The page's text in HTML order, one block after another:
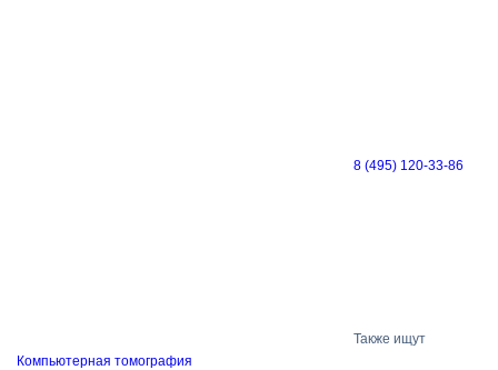
8 (495) 120-33-86
Также ищут
Компьютерная томография